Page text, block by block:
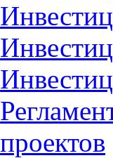
проектов